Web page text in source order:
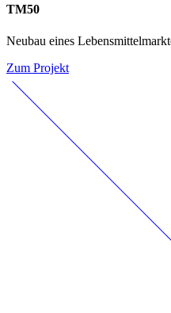
TM50
Neubau eines
Zum Projekt